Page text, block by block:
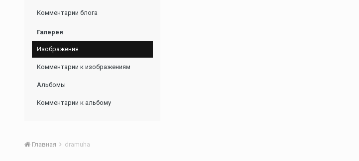
Комментарии блога
Галерея
Изображения
Комментарии к изображениям
Альбомы
Комментарии к альбому
Главная dramuha